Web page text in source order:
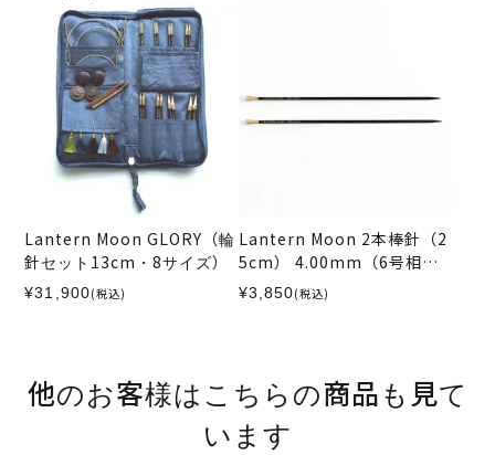
Lantern Moon GLORY（輪
針セット13cm・8サイズ）
¥31,900(税込)
Lantern Moon 2本棒針（2
5cm） 4.00mm（6号相
当）
¥3,850(税込)
他のお客様はこちらの商品も見て
います